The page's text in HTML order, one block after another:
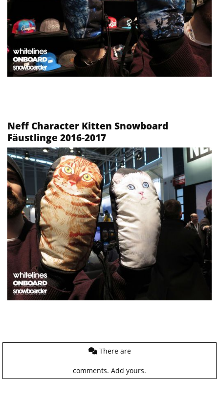
Neff Character Kitten Snowboard
Fäustlinge 2016-2017
There are
comments. Add yours.